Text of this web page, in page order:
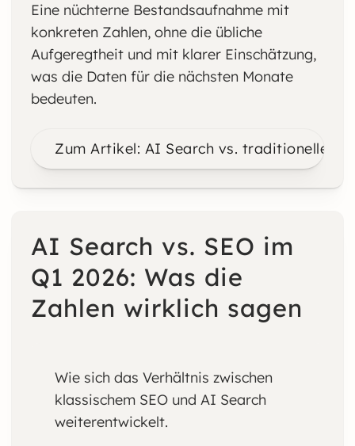
Eine nüchterne Bestandsaufnahme mit
konkreten Zahlen, ohne die übliche
Aufgeregtheit und mit klarer Einschätzung,
was die Daten für die nächsten Monate
bedeuten.
Zum Artikel: AI Search vs. traditionelle
AI Search vs. SEO im
Q1 2026: Was die
Zahlen wirklich sagen
Wie sich das Verhältnis zwischen
klassischem SEO und AI Search
weiterentwickelt.